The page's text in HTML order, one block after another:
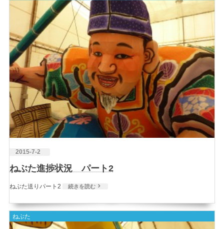
2015-7-2
ねぶた進捗状況 パート2
ねぶた送りパート2 続きを読む
ねぶた